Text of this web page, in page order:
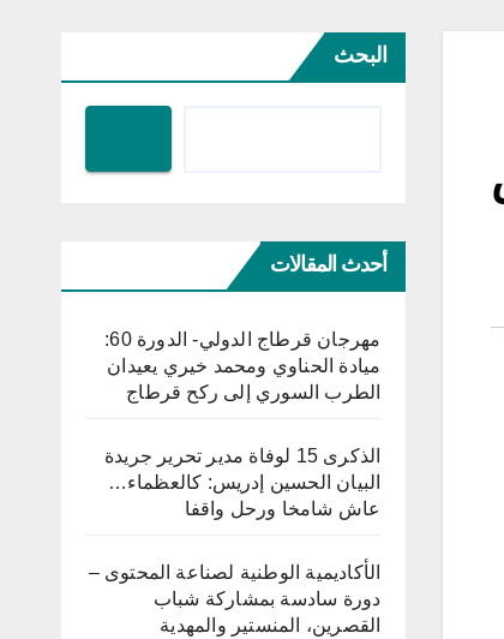
البحث
أحدث المقالات
مهرجان قرطاج الدولي- الدورة 60:
ميادة الحناوي ومحمد خيري يعيدان
الطرب السوري إلى ركح قرطاج
الذكرى 15 لوفاة مدير تحرير جريدة
البيان الحسين إدريس: كالعظماء…
عاش شامخا ورحل واقفا
الأكاديمية الوطنية لصناعة المحتوى –
دورة سادسة بمشاركة شباب
القصرين، المنستير والمهدية